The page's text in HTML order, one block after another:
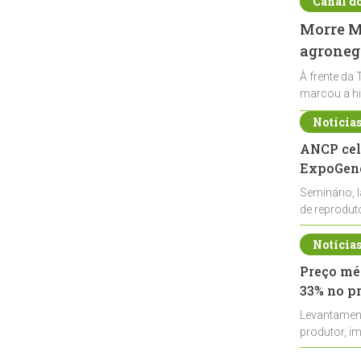
Morre
À frente da
marcou a
ANCP
Seminário,
de
durante a
Preço
33% no
produtor,
de leite cru